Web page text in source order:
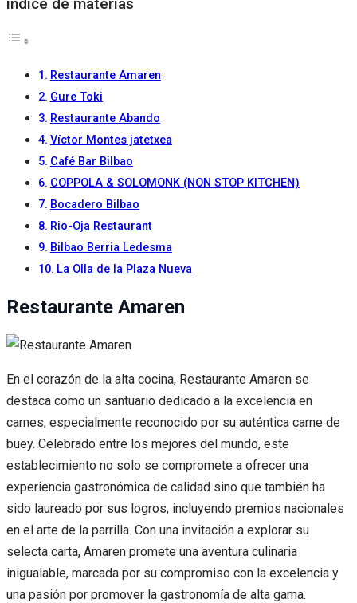
Restaurante Amaren
Gure Toki
Restaurante Abando
Víctor Montes jatetxea
Café Bar Bilbao
COPPOLA & SOLOMONK (NON STOP KITCHEN)
Bocadero Bilbao
Rio-Oja Restaurant
Bilbao Berria Ledesma
La Olla de la Plaza Nueva
Restaurante Amaren
En el corazón de la alta cocina, Restaurante Amaren se
destaca como un santuario dedicado a la excelencia en
carnes, especialmente reconocido por su auténtica carne de
buey. Celebrado entre los mejores del mundo, este
establecimiento no solo se compromete a ofrecer una
experiencia gastronómica de calidad sino que también ha
sido laureado por sus logros, incluyendo premios nacionales
en el arte de la parrilla. Con una invitación a explorar su
selecta carta, Amaren promete una aventura culinaria
inigualable, marcada por su compromiso con la excelencia y
una pasión por promover la gastronomía de alta gama.